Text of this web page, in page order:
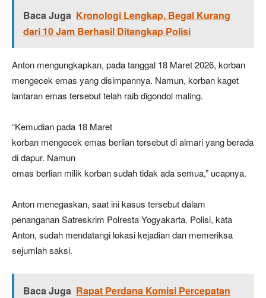
Baca Juga Kronologi Lengkap, Begal Kurang
dari 10 Jam Berhasil Ditangkap Polisi
Anton mengungkapkan, pada tanggal 18 Maret 2026, korban
mengecek emas yang disimpannya. Namun, korban kaget
lantaran emas tersebut telah raib digondol maling.
“Kemudian pada 18 Maret
korban mengecek emas berlian tersebut di almari yang berada
di dapur. Namun
emas berlian milik korban sudah tidak ada semua,” ucapnya.
Anton menegaskan, saat ini kasus tersebut dalam
penanganan Satreskrim Polresta Yogyakarta. Polisi, kata
Anton, sudah mendatangi lokasi kejadian dan memeriksa
sejumlah saksi.
Baca Juga Rapat Perdana Komisi Percepatan